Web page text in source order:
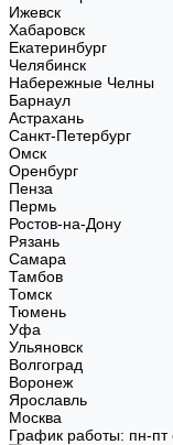
Ижевск
Хабаровск
Екатеринбург
Челябинск
Набережные Челны
Барнаул
Астрахань
Санкт-Петербург
Омск
Оренбург
Пенза
Пермь
Ростов-на-Дону
Рязань
Самара
Тамбов
Томск
Тюмень
Уфа
Ульяновск
Волгоград
Воронеж
Ярославль
Москва
График работы: пн-